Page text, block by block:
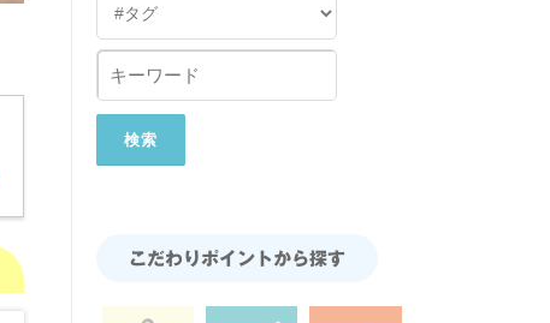
こだわりポイントから探す